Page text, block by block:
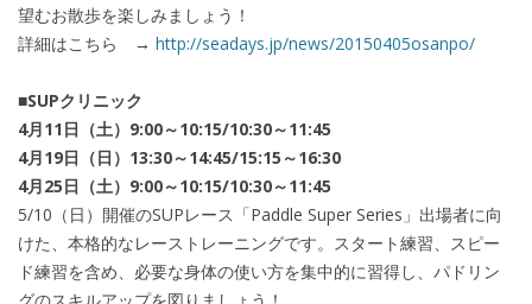
望むお散歩を楽しみましょう！
詳細はこちら → http://seadays.jp/news/20150405osanpo/
■SUPクリニック
4月11日（土）9:00～10:15/10:30～11:45
4月19日（日）13:30～14:45/15:15～16:30
4月25日（土）9:00～10:15/10:30～11:45
5/10（日）開催のSUPレース「Paddle Super Series」出場者に向
けた、本格的なレーストレーニングです。スタート練習、スピー
ド練習を含め、必要な身体の使い方を集中的に習得し、パドリン